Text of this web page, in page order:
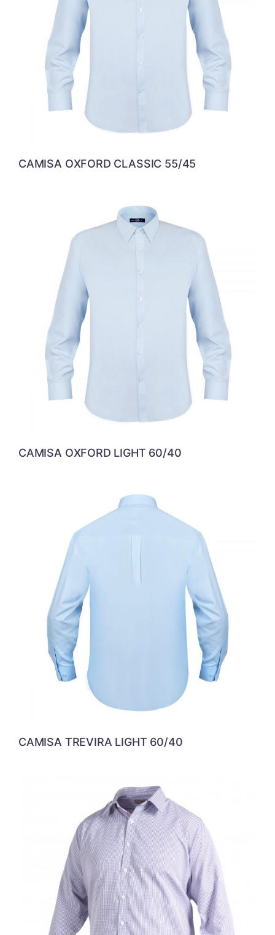
CAMISA OXFORD CLASSIC 55/45
CAMISA OXFORD LIGHT 60/40
CAMISA TREVIRA LIGHT 60/40